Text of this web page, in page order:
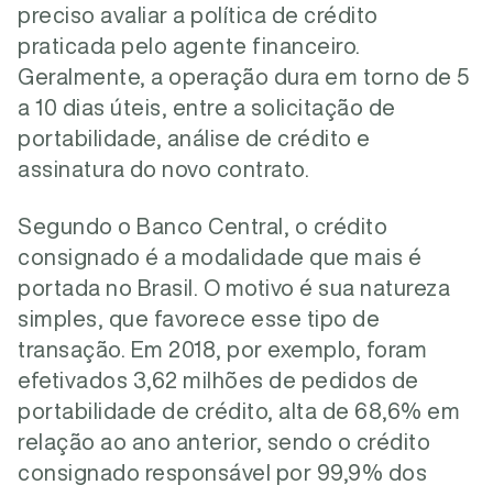
preciso avaliar a política de crédito
praticada pelo agente financeiro.
Geralmente, a operação dura em torno de 5
a 10 dias úteis, entre a solicitação de
portabilidade, análise de crédito e
assinatura do novo contrato.
Segundo o Banco Central, o crédito
consignado é a modalidade que mais é
portada no Brasil. O motivo é sua natureza
simples, que favorece esse tipo de
transação. Em 2018, por exemplo, foram
efetivados 3,62 milhões de pedidos de
portabilidade de crédito, alta de 68,6% em
relação ao ano anterior, sendo o crédito
consignado responsável por 99,9% dos